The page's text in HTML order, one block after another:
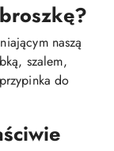
naszą
szalem,
do